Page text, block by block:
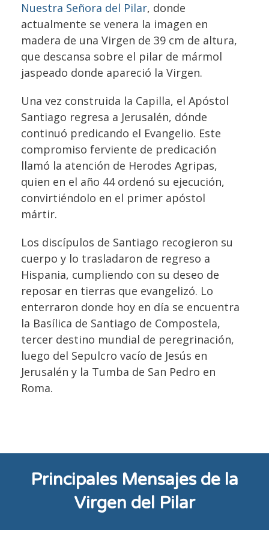
Nuestra Señora del Pilar, donde
actualmente se venera la imagen en
madera de una Virgen de 39 cm de altura,
que descansa sobre el pilar de mármol
jaspeado donde apareció la Virgen.
Una vez construida la Capilla, el Apóstol
Santiago regresa a Jerusalén, dónde
continuó predicando el Evangelio. Este
compromiso ferviente de predicación
llamó la atención de Herodes Agripas,
quien en el año 44 ordenó su ejecución,
convirtiéndolo en el primer apóstol
mártir.
Los discípulos de Santiago recogieron su
cuerpo y lo trasladaron de regreso a
Hispania, cumpliendo con su deseo de
reposar en tierras que evangelizó. Lo
enterraron donde hoy en día se encuentra
la Basílica de Santiago de Compostela,
tercer destino mundial de peregrinación,
luego del Sepulcro vacío de Jesús en
Jerusalén y la Tumba de San Pedro en
Roma.
Principales Mensajes de la
Virgen del Pilar